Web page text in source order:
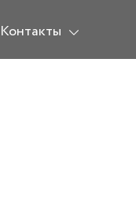
Контакты